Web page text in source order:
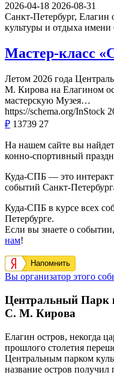
2026-04-18 2026-08-31
Санкт-Петербург, Елагин
культуры и отдыха
Мастер-класс
Летом 2026 года
М. Кирова на Елагином
мастерскую Музея…
https://schema.org/InStock
₽ 13739 27
На нашем сайте вы
конно-спортивный
Куда-СПБ — это
событий Санкт-
Куда-СПБ в курсе всех
Петербурге.
Если вы знаете о
нам!
Напомнить
Вы организатор этого
Центральный Парк
С. М. Кирова
Елагин остров, некогда
прошлого столетия
Центральным парком
название остров